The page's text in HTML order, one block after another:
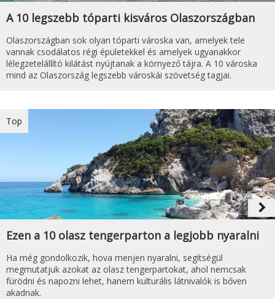
A 10 legszebb tóparti kisváros Olaszországban
Olaszországban sok olyan tóparti városka van, amelyek tele
vannak csodálatos régi épületekkel és amelyek ugyanakkor
lélegzetelállító kilátást nyújtanak a környező tájra. A 10 városka
mind az Olaszország legszebb városkái szövetség tagjai.
Top
navigate_next
Ezen a 10 olasz tengerparton a legjobb nyaralni
Ha még gondolkozik, hova menjen nyaralni, segítségül
megmutatjuk azokat az olasz tengerpartokat, ahol nemcsak
fürödni és napozni lehet, hanem kulturális látnivalók is bőven
akadnak.